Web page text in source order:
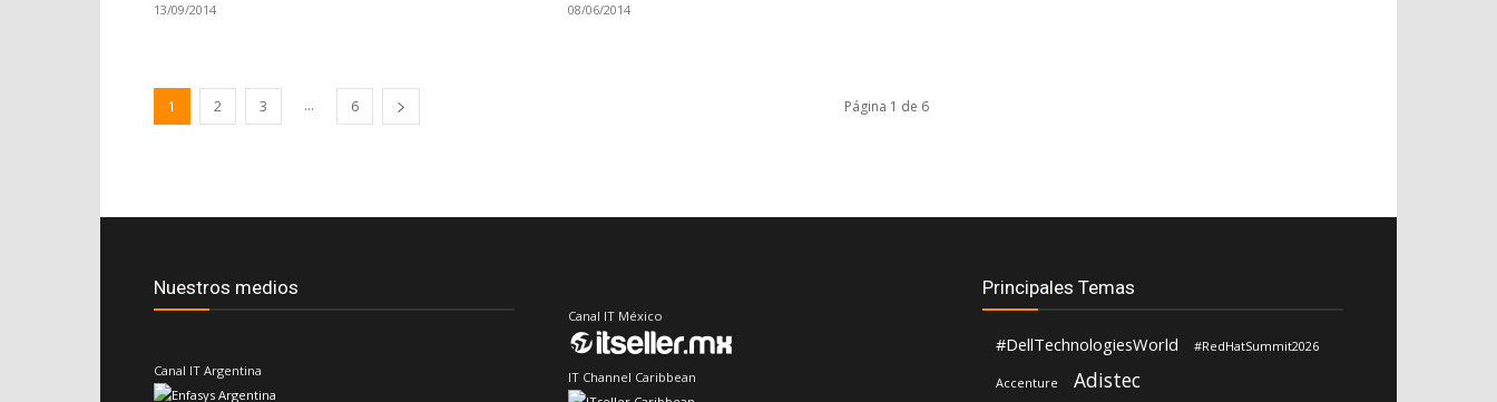
13/09/2014 08/06/2014
1 2 3 ... 6 Página 1 de 6
Nuestros medios
Canal IT Argentina
Canal IT México
IT Channel Caribbean
Principales Temas
#DellTechnologiesWorld #RedHatSummit2026
Accenture
Adistec